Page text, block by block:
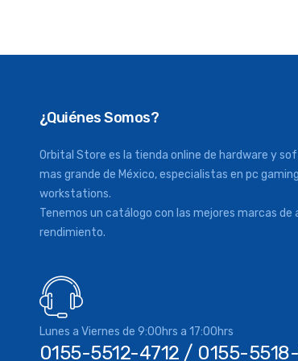
¿Quiénes Somos?
Orbital Store es la tienda online de hardware y
mas grande de México, especialistas en pc
workstations.
Tenemos un catálogo con las mejores marcas de
rendimiento.
Lunes a Viernes de 9:00hrs a 17:00hrs
0155-5512-4712 / 0155-